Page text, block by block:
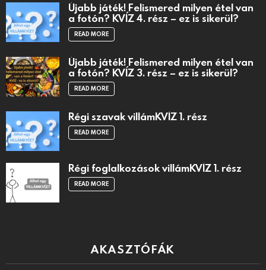
Újabb játék! Felismered milyen étel van
a fotón? KVÍZ 4. rész – ez is sikerül?
READ MORE
Újabb játék! Felismered milyen étel van
a fotón? KVÍZ 3. rész – ez is sikerül?
READ MORE
Régi szavak villámKVÍZ 1. rész
READ MORE
Régi foglalkozások villámKVÍZ 1. rész
READ MORE
AKASZTÓFÁK